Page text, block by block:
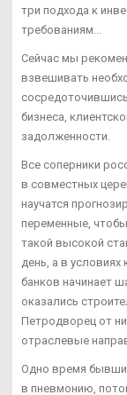
три подхода к
требованиям...
Сейчас мы
взвешивать
бизнеса,
задолженности.
Все соперники
в совместных
научатся
переменные,
такой высокой
день, а в условиях
банков начинает
оказались
Петродворец от
отраслевые
Одно время
в пневмонию,